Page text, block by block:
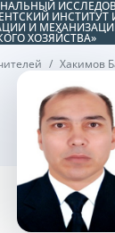
ИНСТИТУТ
И
ХОЗЯЙСТВА»
Хакимов